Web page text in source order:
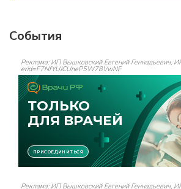
События
Реклама: ИП Вышковский Евгений Геннадьевич,
erid=F7NfYUJCUneP5W78VwNF
Реклама: ИП Вышковский Евгений Геннадьевич,